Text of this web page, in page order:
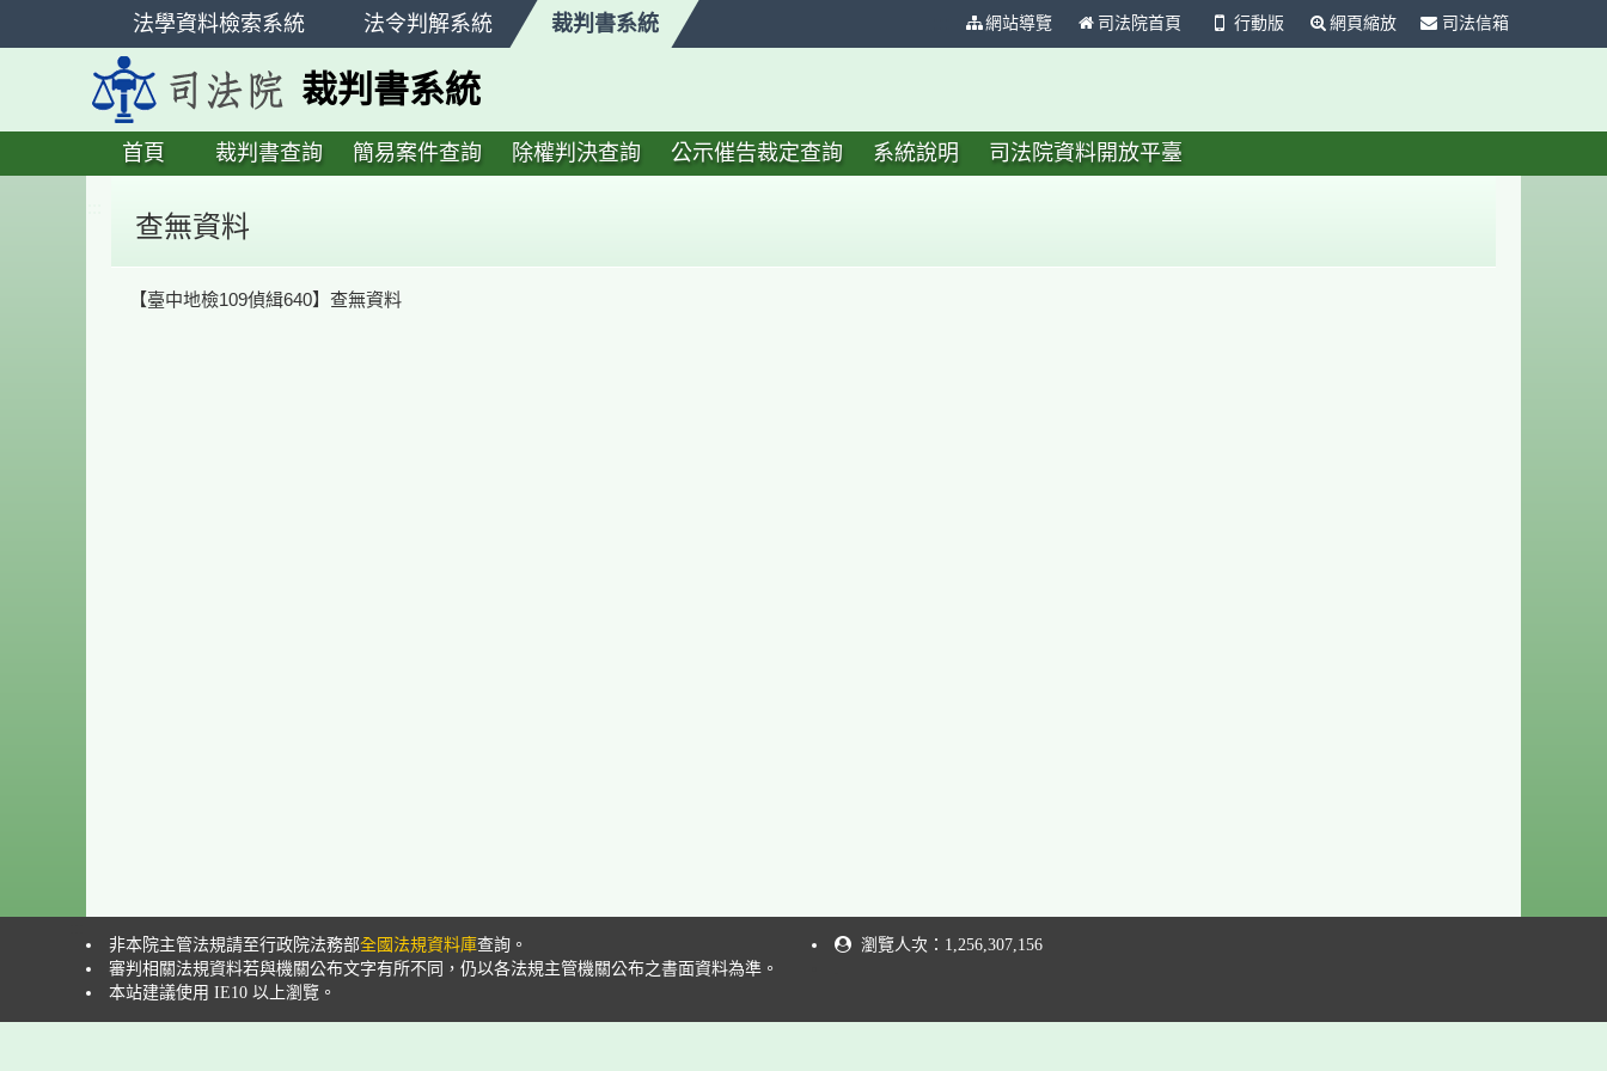
法學資料檢索系統 法令判解系統 裁判書系統 網站導覽 司法院首頁 行動版 網頁縮放 司法信箱
裁判書系統
首頁 裁判書查詢 簡易案件查詢 除權判決查詢 公示催告裁定查詢 系統說明 司法院資料開放平臺
查無資料
【臺中地檢109偵緝640】查無資料
非本院主管法規請至行政院法務部全國法規資料庫查詢。
審判相關法規資料若與機關公布文字有所不同，仍以各法規主管機關公布之書面資料為準。
本站建議使用 IE10 以上瀏覽。
瀏覽人次：1,256,307,156